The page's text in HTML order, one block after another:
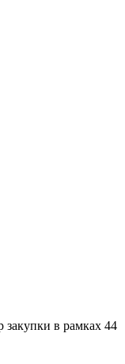
закупки в рамках 44